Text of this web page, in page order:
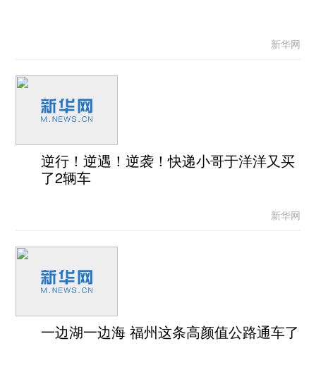
新华网
逆行！逆遇！逆袭！快递小哥于洋洋又买
了2辆车
新华网
一边湖一边海 福州这条高颜值公路通车了